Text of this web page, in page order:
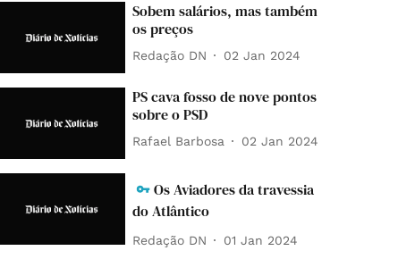
Sobem salários, mas também
os preços
Redação DN 02 Jan 2024
PS cava fosso de nove pontos
sobre o PSD
Rafael Barbosa 02 Jan 2024
Os Aviadores da travessia
do Atlântico
Redação DN 01 Jan 2024